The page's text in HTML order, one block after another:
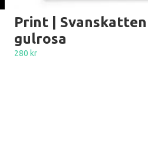
Print | Svanskatten |
gulrosa
280 kr